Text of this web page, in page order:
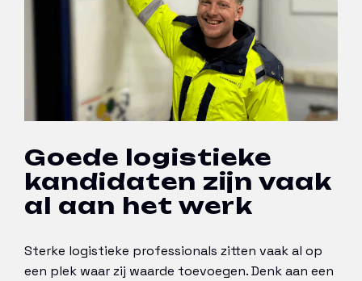
Goede logistieke
kandidaten zijn vaak
al aan het werk
Sterke logistieke professionals zitten vaak al op
een plek waar zij waarde toevoegen. Denk aan een